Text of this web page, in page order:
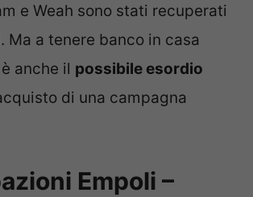
e Weah sono stati recuperati
Ma a tenere banco in casa
anche il possibile esordio
di una campagna
Empoli –